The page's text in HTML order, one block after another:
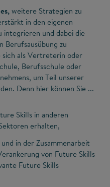
weitere Strategien zu
in den eigenen
und dabei die
zu
sich als Vertreterin oder
Berufsschule oder
um Teil unserer
Denn hier können Sie ...
Skills in anderen
erhalten,
in der Zusammenarbeit
von Future Skills
Future Skills